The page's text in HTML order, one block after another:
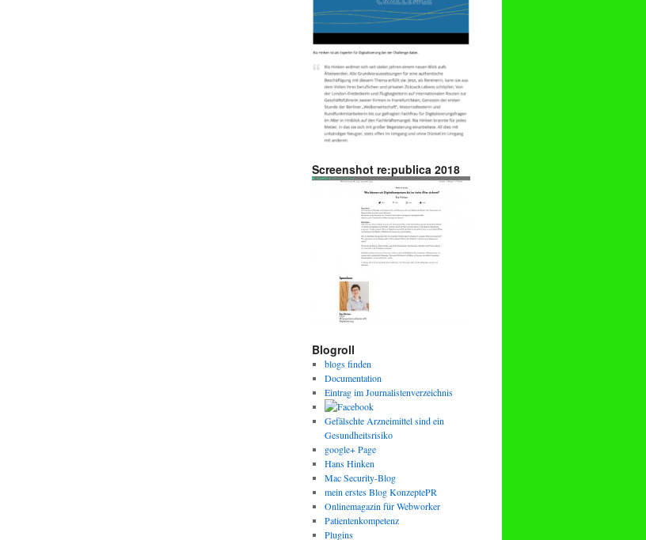
Screenshot re:publica 2018
Blogroll
blogs finden
Documentation
Eintrag im Journalistenverzeichnis
Gefälschte Arzneimittel sind ein
Gesundheitsrisiko
google+ Page
Hans Hinken
Mac Security-Blog
mein erstes Blog KonzeptePR
Onlinemagazin für Webworker
Patientenkompetenz
Plugins